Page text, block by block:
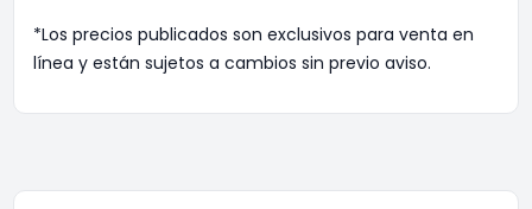
*Los precios publicados son exclusivos para venta en
línea y están sujetos a cambios sin previo aviso.